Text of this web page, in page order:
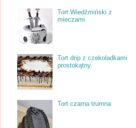
Tort Wiedźmiński z
mieczami.
Tort drip z czekoladkami
prostokątny.
Tort czarna trumna